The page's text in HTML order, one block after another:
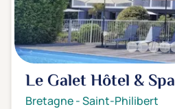
Le Galet Hôtel & Spa
Bretagne-Saint-Philibert